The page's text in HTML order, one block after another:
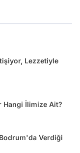
Lezzetiyle
Hangi İlimize Ait?
Verdiği